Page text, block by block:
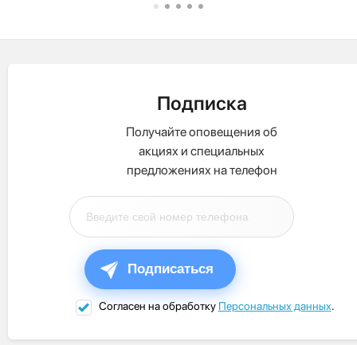
Подписка
Получайте оповещения об
акциях и специальных
предложениях на телефон
Подписаться
Согласен на обработку Персональных данных.